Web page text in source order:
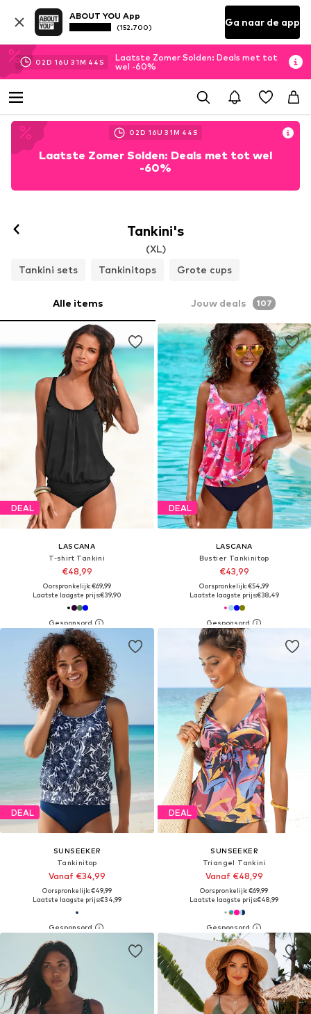
ABOUT YOU App
(152.700) Ga naar de app
02D 16U 31M 41 S
Laatste Zomer Solden: Deals met tot
wel -60%
02D 16U 31M 41 S
Laatste Zomer Solden: Deals met tot wel
-60%
Tankini's
(XL)
Tankini sets
Tankinitops Grote cups
Alle items Jouw deals 107
DEAL
LASCANA
T-shirt Tankini
€48,99
Oorspronkelijk: €69,99
Laatste laagste prijs:€39,90
DEAL
LASCANA
Bustier Tankinitop
€43,99
Oorspronkelijk: €54,99
Laatste laagste prijs:€38,49
DEAL
SUNSEEKER
Tankinitop
Vanaf €34,99
Oorspronkelijk: €49,99
Laatste laagste prijs:€34,99
DEAL
SUNSEEKER
Triangel Tankini
Vanaf €48,99
Oorspronkelijk: €69,99
Laatste laagste prijs:€48,99